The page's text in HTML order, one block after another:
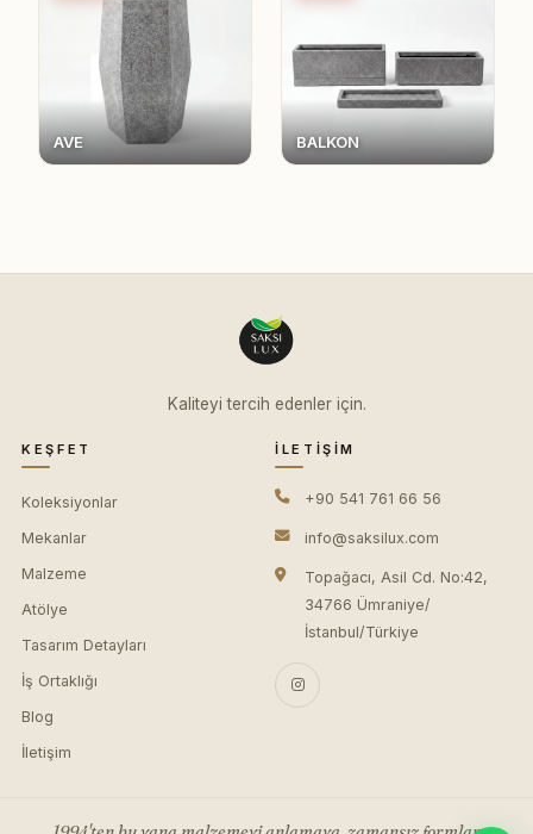
AVE BALKON
Kaliteyi tercih edenler için.
KEŞFET
Koleksiyonlar
Mekanlar
Malzeme
Atölye
Tasarım Detayları
İş Ortaklığı
Blog
İletişim
İLETIŞIM
+90 541 761 66 56
info@saksilux.com
Topağacı, Asil Cd. No:42,
34766 Ümraniye/
İstanbul/Türkiye